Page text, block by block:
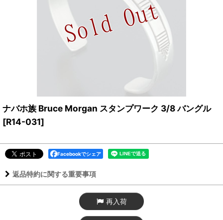
ナバホ族 Bruce Morgan スタンプワーク 3/8 バングル
[R14-031]
Facebookでシェア
返品特約に関する重要事項
再入荷